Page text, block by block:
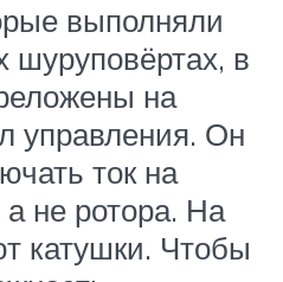
выполняли
в
на
управления. Он
ток на
а не ротора. На
катушки. Чтобы